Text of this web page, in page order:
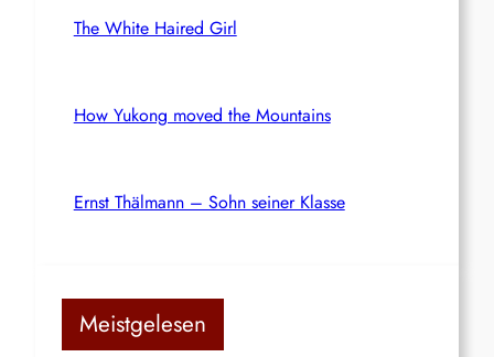
The White Haired Girl
How Yukong moved the Mountains
Ernst Thälmann – Sohn seiner Klasse
Meistgelesen